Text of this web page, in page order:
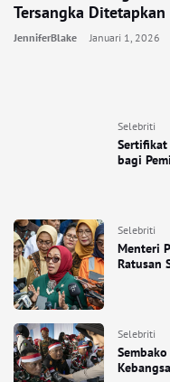
Selebriti
Sertifikat
bagi
Selebriti
Menteri
Ratusan
Selebriti
Tersangka Ditetapkan
JenniferBlake Januari 1, 2026